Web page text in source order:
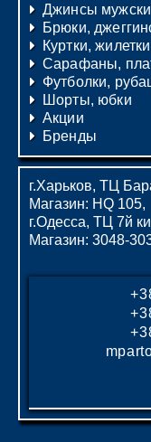
Джинсы
Брюки,
Куртки, жилетки
Сарафаны,
Футболки,
Шорты, юбки
Акции
Бренды
г.Харьков, ТЦ
Магазин: HQ
г.Одесса, ТЦ 7й
Магазин: 3048-